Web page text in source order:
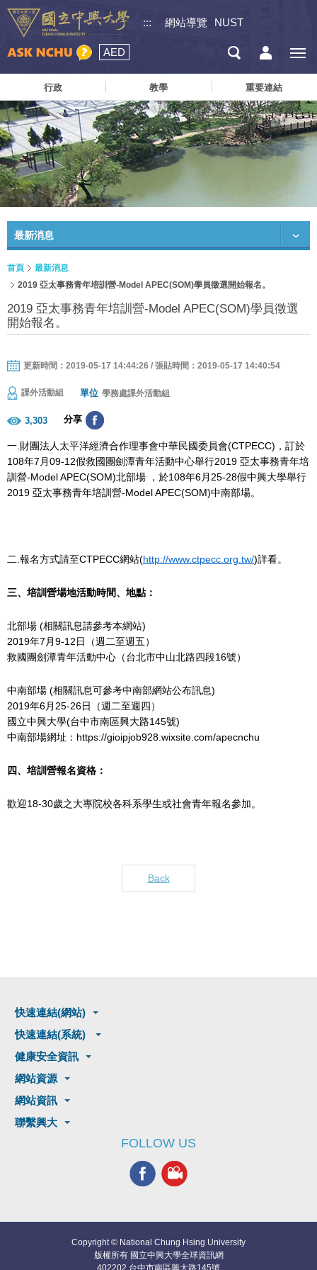
::: 網站導覽 NUST
AED
行政 教學 重要連結
最新消息
首頁
最新消息
2019 亞太事務青年培訓營-Model APEC(SOM)學員徵選開始報名。
2019 亞太事務青年培訓營-Model APEC(SOM)學員徵選
開始報名。
更新時間：2019-05-17 14:44:26 / 張貼時間：2019-05-17 14:40:54
課外活動組 單位 學務處課外活動組
3,303 分享
一.財團法人太平洋經濟合作理事會中華民國委員會(CTPECC)，訂於
108年7月09-12假救國團劍潭青年活動中心舉行2019 亞太事務青年培
訓營-Model APEC(SOM)北部場 ，於108年6月25-28假中興大學舉行
2019 亞太事務青年培訓營-Model APEC(SOM)中南部場。
二.報名方式請至CTPECC網站(http://www.ctpecc.org.tw/)詳看。
三、培訓營場地活動時間、地點：
北部場 (相關訊息請參考本網站)
2019年7月9-12日（週二至週五）
救國團劍潭青年活動中心（台北市中山北路四段16號）
中南部場 (相關訊息可參考中南部網站公布訊息)
2019年6月25-26日（週二至週四）
國立中興大學(台中市南區興大路145號)
中南部場網址：https://gioipjob928.wixsite.com/apecnchu
四、培訓營報名資格：
歡迎18-30歲之大專院校各科系學生或社會青年報名參加。
Back
快速連結(網站)
快速連結(系統)
健康安全資訊
網站資源
網站資訊
聯繫興大
FOLLOW US
Copyright © National Chung Hsing University
版權所有 國立中興大學全球資訊網
402202 台中市南區興大路145號